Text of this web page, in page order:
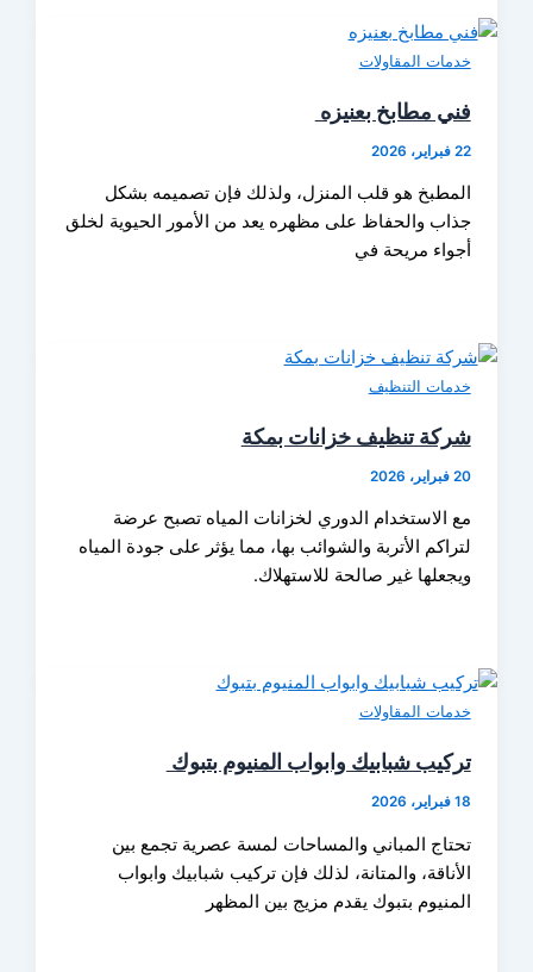
خدمات المقاولات
فني مطابخ بعنيزه
22 فبراير، 2026
المطبخ هو قلب المنزل، ولذلك فإن تصميمه بشكل
جذاب والحفاظ على مظهره يعد من الأمور الحيوية لخلق
أجواء مريحة في
خدمات التنظيف
شركة تنظيف خزانات بمكة
20 فبراير، 2026
مع الاستخدام الدوري لخزانات المياه تصبح عرضة
لتراكم الأتربة والشوائب بها، مما يؤثر على جودة المياه
ويجعلها غير صالحة للاستهلاك.
خدمات المقاولات
تركيب شبابيك وابواب المنيوم بتبوك
18 فبراير، 2026
تحتاج المباني والمساحات لمسة عصرية تجمع بين
الأناقة، والمتانة، لذلك فإن تركيب شبابيك وابواب
المنيوم بتبوك يقدم مزيج بين المظهر